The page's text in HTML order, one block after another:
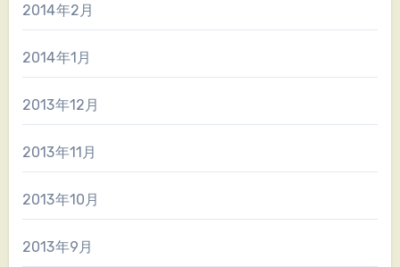
2014年2月
2014年1月
2013年12月
2013年11月
2013年10月
2013年9月